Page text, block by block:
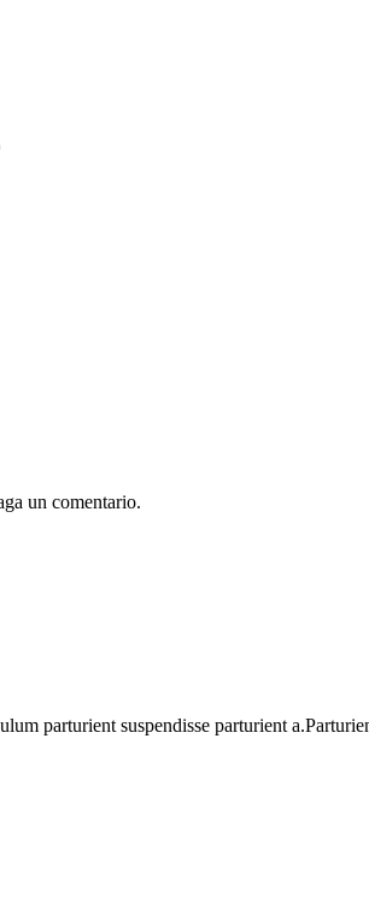
un comentario.
parturient suspendisse parturient